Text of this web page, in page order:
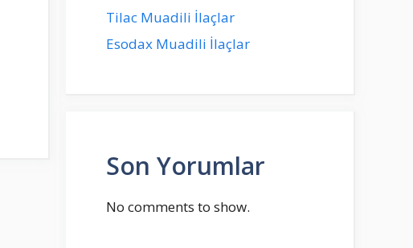
Tilac Muadili İlaçlar
Esodax Muadili İlaçlar
Son Yorumlar
No comments to show.